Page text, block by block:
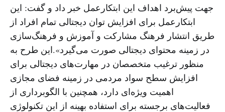
جهت پیش‌برد اهداف این ابتکارعمل خبر داد و گفت: این
ابتکارعمل برای افزایش توان دیجتالی تمام افراد از
طریق انتشار فرهنگ مشارکت و آموزش و فرهنگ‌سازی
در زمینه محتوای دیجتالی صورت می‌گیرد».این طرح به
منظور ترغیب متخصصان در مهارت‌های دیجتالی برای
افزایش سطح سواد مردمی در زمینه فضای مجازی
اهمیت ویژه‌ای دارد، همچنین با الگوبرداری از
فعالیت‌های برجسته برای استفاده بهینه از این تکنولوژی